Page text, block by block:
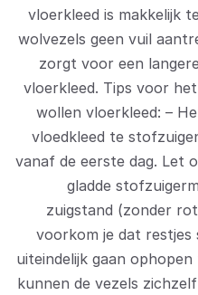
vloerkleed is makkelijk
wolvezels geen vuil
zorgt voor een
vloerkleed. Tips voor
wollen vloerkleed: –
vloedkleed te
vanaf de eerste dag. Let
gladde
zuigstand (zonder
voorkom je dat
uiteindelijk gaan
kunnen de vezels